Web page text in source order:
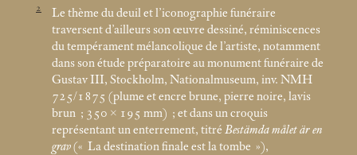
2
Le thème du deuil et l’iconographie funéraire
traversent d’ailleurs son œuvre dessiné, réminiscences
du tempérament mélancolique de l’artiste, notamment
dans son étude préparatoire au monument funéraire de
Gustav III, Stockholm, Nationalmuseum, inv. NMH
725/1875 (plume et encre brune, pierre noire, lavis
brun ; 350 × 195 mm) ; et dans un croquis
représentant un enterrement, titré Bestämda målet är en
grav(« La destination finale est la tombe »),